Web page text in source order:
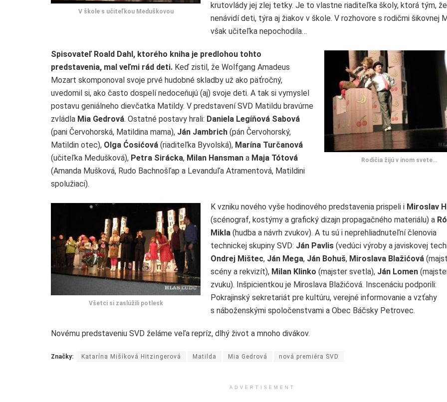
V škole s učiteľkou Meduškovou
krutovlády jej zlej tetky. Je to vlastne riaditeľka školy, ktorá tým, že
nenávidí deti, týra aj žiakov v škole. V rozhovore s rodičmi šikovnej
však učiteľka nepochodila…
Rodičia žijú v inom svete…
Spisovateľ Roald Dahl, ktorého kniha je predlohou tohto
predstavenia, mal veľmi rád deti. Keď zistil, že Wolfgang Amadeus
Mozart skomponoval svoje prvé hudobné skladby už ako päťročný,
uvedomil si, ako často dospelí nedoceňujú (aj) svoje deti. A tak si vymyslel
postavu geniálneho dievčatka Matildy. V predstavení SVD Matildu bravúrne
zvládla Mia Gedrová. Ostatné postavy hrali: Daniela Legíňová Sabová
(pani Červohorská, Matildina mama), Ján Jambrich (pán Červohorský,
Matildin otec), Olga Ćosićová (riaditeľka Byvolská), Marína Turčanová
(učiteľka Medušková), Petra Sirácka, Milan Hansman a Maja Tótová
(Amanda Mušková, Rudo Bachnošľap a Levanduľa Atramentová, Matildini
spolužiaci).
Všetci si zaslúžili potlesk
K vzniku nového vyše hodinového predstavenia prispeli i Miroslav
(scénograf, kostýmy a grafický dizajn propagačného materiálu) a
Mikla (hudba a návrh zvukov). A tu sú i neprehliadnuteľní členovia
technickej skupiny SVD: Ján Pavlis (vedúci výroby a javiskovej
Ondrej Mištec, Ján Mega, Ján Bohuš, Miroslava Blažićová
scény a rekvizít), Milan Klinko (majster svetla), Ján Lomen
zvuku). Inšpicientkou je Miroslava Blažićová. Inscenáciu podporili:
Pokrajinský sekretariát pre kultúru, verejné informovanie a vzťahy
s náboženskými spoločenstvami a Obec Báčsky Petrovec.
Novému predstaveniu SVD želáme veľa repríz, dlhý život a mnoho divákov.
Značky: Katarína Mišíková Hitzingerová Matilda Mia Gedrová nová premiéra SVD
ADVERTISEMENT